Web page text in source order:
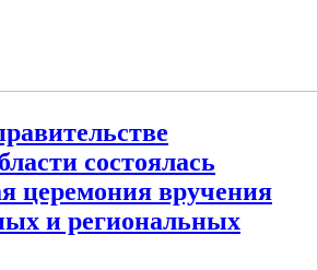
состоялась
церемония вручения
и региональных